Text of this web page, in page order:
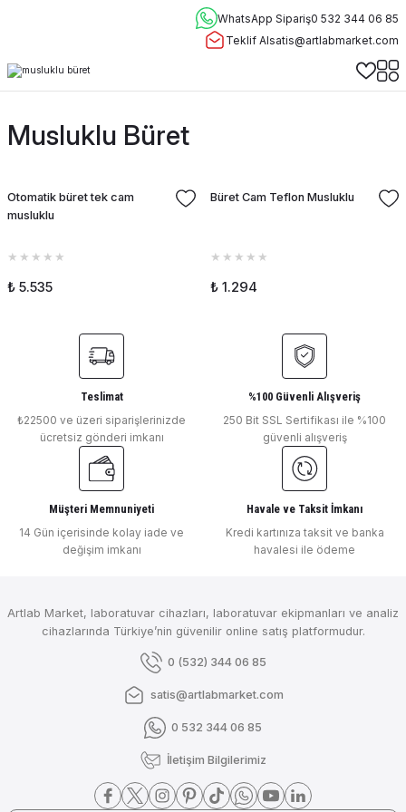
WhatsApp Sipariş0 532 344 06 85
Teklif Alsatis@artlabmarket.com
Musluklu Büret
Otomatik büret tek cam
musluklu
₺ 5.535
Büret Cam Teflon Musluklu
₺ 1.294
Teslimat
₺22500 ve üzeri siparişlerinizde
ücretsiz gönderi imkanı
%100 Güvenli Alışveriş
250 Bit SSL Sertifikası ile %100
güvenli alışveriş
Müşteri Memnuniyeti
14 Gün içerisinde kolay iade ve
değişim imkanı
Havale ve Taksit İmkanı
Kredi kartınıza taksit ve banka
havalesi ile ödeme
Artlab Market, laboratuvar cihazları, laboratuvar ekipmanları ve analiz
cihazlarında Türkiye’nin güvenilir online satış platformudur.
0 (532) 344 06 85
satis@artlabmarket.com
0 532 344 06 85
İletişim Bilgilerimiz